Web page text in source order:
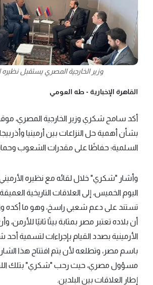
وزير الخارجية المصري يستقبل نظيره
القاهرة الإخبارية - طه العومي
أكد سامح شكري وزير الخارجية المصري،
بشأن أهمية حل النزاعات بين أرمينيا
السلمية؛ حفاظًا على مقدرات الشعوب
وأشار "شكري" خلال لقائه مع نظيره الأرميني
اليوم الخميس، إلى العلاقات التاريخية
تستند على دعم شعبي راسخ، وهو ما أكده
أن بلاده تعتبر مصر بمثابة بيتًا ثانيًا للأرمن،
الأرمينية بصدد القيام بإجراءات لتسمية
باسم مصر، وتطلعه لأن يتم افتتاح هذا
مسؤول مصري، حيث رحب "شكري" بتلك
إطار العلاقات بين البلدين.